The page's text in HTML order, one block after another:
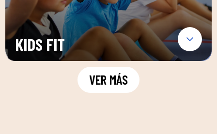
KIDS FIT
VER MÁS